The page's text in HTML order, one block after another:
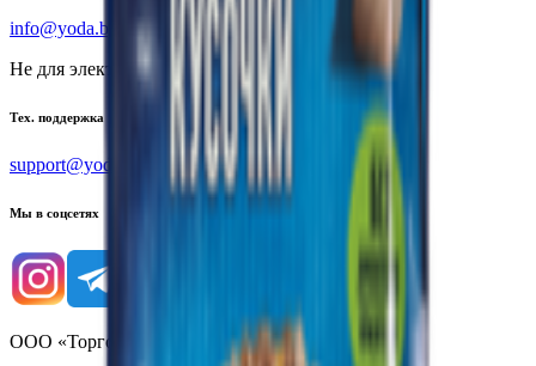
info@yoda.by
Не для электронных обращений
Тех. поддержка
support@yoda.by
Мы в соцсетях
ООО «Торговая сеть «Продмир»